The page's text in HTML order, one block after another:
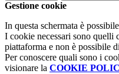
Gestione cookie
In questa schermata è
I cookie necessari sono quelli
piattaforma e non è possibile
Per conoscere quali sono i
visionare la COOKIE